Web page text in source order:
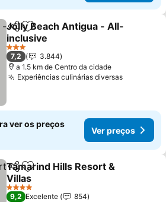
PartilharAdicionar aos favoritos
Jolly Beach Antigua - All-
inclusive
Ver preços
3 Estrelas
7,2
3.844
a 1.5 km de Centro da cidade
Experiências culinárias diversasVer
ver os preços
Ver preços
PartilharAdicionar aos favoritos
Tamarind Hills Resort &
Villas
Ver preços
4 Estrelas
9,2 Excelente
854